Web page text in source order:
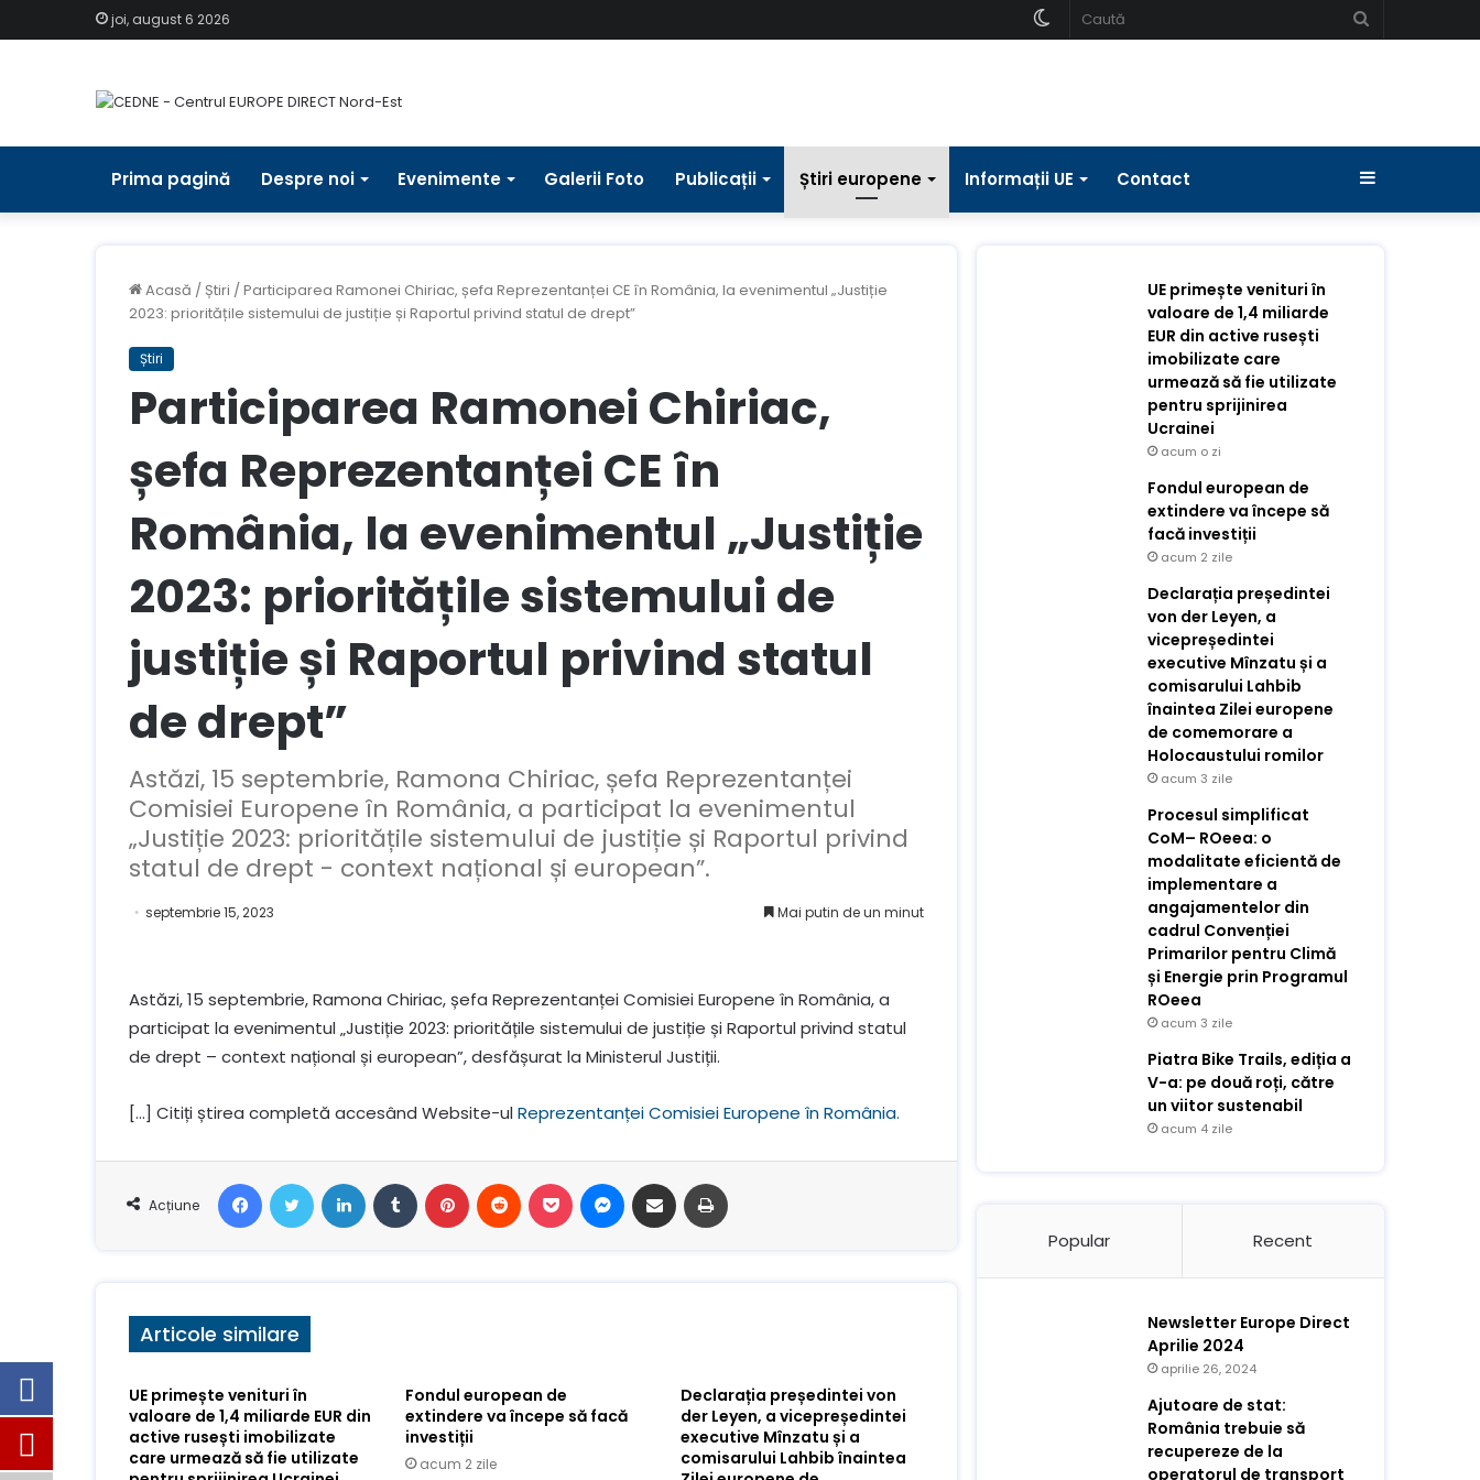
joi, august 6 2026
Schimbați
Prima pagină Despre noi Evenimente Galerii Foto Publicații Știri europene Informații UE Contact Bara
Acasă / Știri /Participarea Ramonei Chiriac, șefa Reprezentanței CE în România, la evenimentul „Justiție
2023: prioritățile sistemului de justiție și Raportul privind statul de drept”
Știri
Participarea Ramonei Chiriac,
șefa Reprezentanței CE în
România, la evenimentul „Justiție
2023: prioritățile sistemului de
justiție și Raportul privind statul
de drept”
Astăzi, 15 septembrie, Ramona Chiriac, șefa Reprezentanței
Comisiei Europene în România, a participat la evenimentul
„Justiție 2023: prioritățile sistemului de justiție și Raportul privind
statul de drept - context național și european”.
septembrie 15, 2023 Mai putin de un minut
Astăzi, 15 septembrie, Ramona Chiriac, șefa Reprezentanței Comisiei Europene în România, a
participat la evenimentul „Justiție 2023: prioritățile sistemului de justiție și Raportul privind statul
de drept – context național și european”, desfășurat la Ministerul Justiții.
[…] Citiți știrea completă accesând Website-ulReprezentanței Comisiei Europene în România.
Acțiune
FacebookStare de nervozitateLinkedIn Tumblr Pinterest Reddit Buzunar Mesager Distribuie prin e-mail
Articole similare
UE primește venituri în
valoare de 1,4 miliarde EUR din
active rusești imobilizate
care urmează să fie utilizate
Fondul european de
extindere va începe să facă
investiții
acum 2 zile
Declarația președintei von
der Leyen, a vicepreședintei
executive Mînzatu și a
comisarului Lahbib înaintea
UE primește venituri în
valoare de 1,4 miliarde
EUR din active rusești
imobilizate care
urmează să fie utilizate
pentru sprijinirea
Ucrainei
acum o zi
Fondul european de
extindere va începe să
facă investiții
acum 2 zile
Declarația președintei
von der Leyen, a
vicepreședintei
executive Mînzatu și a
comisarului Lahbib
înaintea Zilei europene
de comemorare a
Holocaustului romilor
acum 3 zile
Procesul simplificat
CoM– ROeea: o
modalitate eficientă de
implementare a
angajamentelor din
cadrul Convenției
Primarilor pentru Climă
și Energie prin Programul
ROeea
acum 3 zile
Piatra Bike Trails, ediția a
V-a: pe două roți, către
un viitor sustenabil
acum 4 zile
Popular Recent
Newsletter Europe Direct
Aprilie 2024
aprilie 26, 2024
Ajutoare de stat:
România trebuie să
recupereze de la
operatorul de transport